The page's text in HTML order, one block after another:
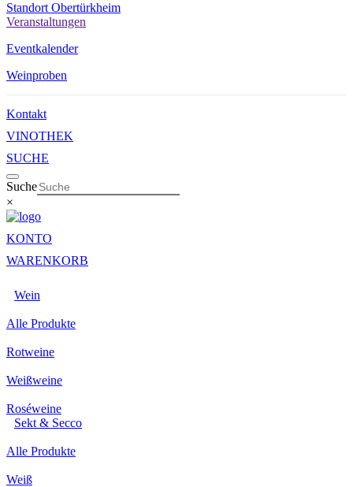
Standort Obertürkheim
Veranstaltungen
Eventkalender
Weinproben
Kontakt
VINOTHEK
SUCHE
Suche
×
KONTO
WARENKORB
Wein
Alle Produkte
Rotweine
Weißweine
Roséweine
Sekt & Secco
Alle Produkte
Weiß